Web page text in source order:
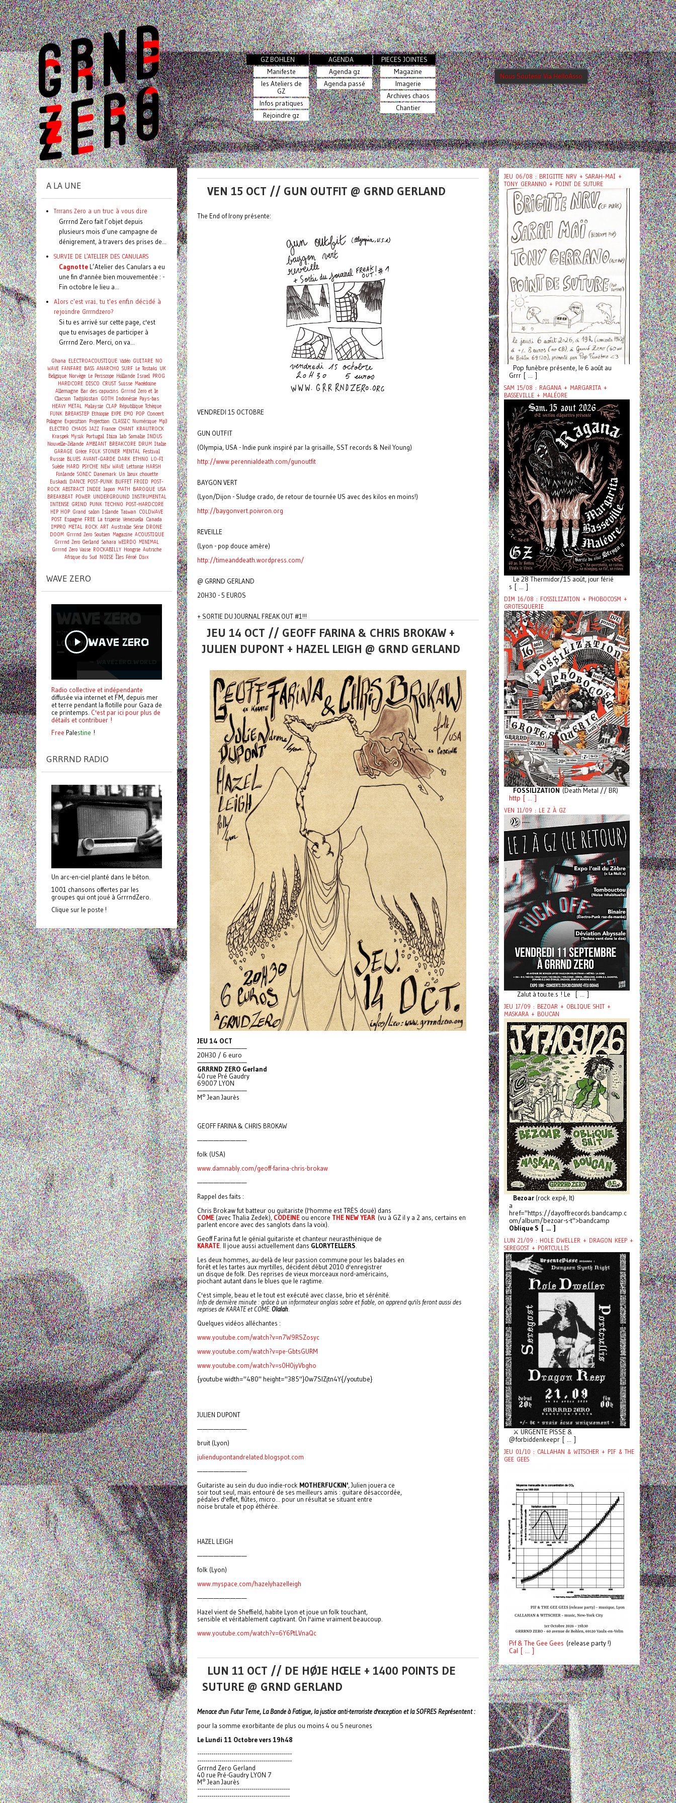
GZ BOHLEN
Manifeste
les Ateliers de
GZ
Infos pratiques
Rejoindre gz
AGENDA
Agenda gz
Agenda passé
PIECES JOINTES
Magazine
Imagerie
Archives chaos
Chantier
Nous Soutenir Via HelloAsso
VEN 15 OCT // GUN OUTFIT @ GRND GERLAND
The End of Irony présente:
VENDREDI 15 OCTOBRE
GUN OUTFIT
(Olympia, USA - Indie punk inspiré par la grisaille, SST records & Neil Young)
http://www.perennialdeath.com/gunoutfit
BAYGON VERT
(Lyon/Dijon - Sludge crado, de retour de tournée US avec des kilos en moins!)
http://baygonvert.poivron.org
REVEILLE
(Lyon - pop douce amère)
http://timeanddeath.wordpress.com/
@ GRRND GERLAND
20H30 - 5 EUROS
+ SORTIE DU JOURNAL FREAK OUT #1!!!
JEU 14 OCT // GEOFF FARINA & CHRIS BROKAW +
JULIEN DUPONT + HAZEL LEIGH @ GRND GERLAND
JEU 14 OCT
—————————
20H30 / 6 euro
—————————
GRRRND ZERO Gerland
40 rue Pré Gaudry
69007 LYON
—————————
M° Jean Jaurès
GEOFF FARINA & CHRIS BROKAW
—————————
folk (USA)
www.damnably.com/geoff-farina-chris-brokaw
—————————
Rappel des faits :
Chris Brokaw fut batteur ou guitariste (l'homme est TRÈS doué) dans
COME (avec Thalia Zedek), CODEINE ou encore THE NEW YEAR (vu à GZ il y a 2 ans, certains en
parlent encore avec des sanglots dans la voix).
Geoff Farina fut le génial guitariste et chanteur neurasthénique de
KARATE . Il joue aussi actuellement dans GLORYTELLERS
Les deux hommes, au-delà de leur passion commune pour les balades en
forêt et les tartes aux myrtilles, décident début 2010 d'enregistrer
un disque de folk. Des reprises de vieux morceaux nord-américains,
piochant autant dans le blues que le ragtime.
C'est simple, beau et le tout est exécuté avec classe, brio et sérénité.
Info de dernière minute : grâce à un informateur anglais sobre et fiable, on apprend qu'ils feront aussi des
reprises de KARATE et COME. Olalah
Quelques vidéos alléchantes :
www.youtube.com/watch?v=n7W9RSZosyc
www.youtube.com/watch?v=pe-GbtsGURM
www.youtube.com/watch?v=s0H0jyVbgho
{youtube width="480" height="385"}0w7SlZjtn4Y{/youtube}
JULIEN DUPONT
—————————
bruit (Lyon)
juliendupontandrelated.blogspot.com
—————————
Guitariste au sein du duo indie-rock MOTHERFUCKIN', Julien jouera ce
soir tout seul, mais entouré de ses meilleurs amis : guitare désaccordée,
pédales d'effet, flûtes, micro... pour un résultat se situant entre
noise brutale et pop éthérée.
HAZEL LEIGH
—————————
folk (Lyon)
www.myspace.com/hazelyhazelleigh
—————————
Hazel vient de Sheffield, habite Lyon et joue un folk touchant,
sensible et véritablement captivant. On l'aime vraiment beaucoup.
www.youtube.com/watch?v=6Y6PtLVnaQc
LUN 11 OCT // DE HØJE HŒLE + 1400 POINTS DE
SUTURE @ GRND GERLAND
Menace d'un Futur Terne, La Bande à Fatigue, la justice anti-terroriste d'exception et la SOFRES Représentent :
pour la somme exorbitante de plus ou moins 4 ou 5 neurones
Le Lundi 11 Octobre vers 19h48
-----------------------------------------------
-----------------------------------------------
Grrrnd Zero Gerland
40 rue Pré-Gaudry LYON 7
M° Jean Jaurès
----------------------------------------------
----------------------------------------------
A LA UNE
Trrrans Zero a un truc à vous dire
Grrrnd Zero fait l’objet depuis
plusieurs mois d’une campagne de
dénigrement, à travers des prises de...
SURVIE DE L'ATELIER DES CANULARS
Cagnotte L’Atelier des Canulars a eu
une fin d'année bien mouvementée : -
Fin octobre le lieu a...
Alors c'est vrai, tu t'es enfin décidé à
rejoindre Grrrndzero?
Si tu es arrivé sur cette page, c'est
que tu envisages de participer à
Grrrnd Zero. Merci, on va...
Ghana ELECTROACOUSTIQUE Vidéo GUITARE NO
WAVE FANFARE BASS ANARCHO SURF Le Tostaki UK
Belgique Norvège Le Periscope Hollande Israel PROG
HARDCORE DISCO CRUST Suisse Macédoine
Allemagne Bar des capucins Grrrnd Zero et le
Clacson Tadjikistan GOTH Indonésie Pays-bas
HEAVY METAL Malaysie CLAP République Tchèque
FUNK BREAKSTEP Ethiopie EXPE EMO POP Concert
Pologne Exposition Projection CLASSIC Numérique Mp3
ELECTRO CHAOS JAZZ France CHANT KRAUTROCK
Kraspek Mysik Portugal Ibiza lab Somalie INDUS
Nouvelle-Zélande AMBIANT BREAKCORE DRUM Italie
GARAGE Grèce FOLK STONER MENTAL Festival
Russie BLUES AVANT-GARDE DARK ETHNO LO-FI
Suède HARD PSYCHE NEW WAVE Lettonie HARSH
Finlande SONIC Danemark Un lieux chouette
Euskadi DANCE POST-PUNK BUFFET FROID POST-
ROCK ABSTRACT INDIE Japon MATH BAROQUE USA
BREAKBEAT POWER UNDERGROUND INSTRUMENTAL
INTENSE GRIND PUNK TECHNO POST-HARDCORE
HIP HOP Grand salon Islande Taiwan COLDWAVE
POST Espagne FREE La triperie Venezuela Canada
IMPRO METAL ROCK ART Australie Série DRONE
DOOM Grrrnd Zero Soutien Magazine ACOUSTIQUE
Grrrnd Zero Gerland Sahara WEIRDO MINIMAL
Grrrnd Zero Vaise ROCKABILLY Hongrie Autriche
Afrique du Sud NOISE Îles Féroé Divx
WAVE ZERO
Radio collective et indépendante
diffusée via internet et FM, depuis mer
et terre pendant la flotille pour Gaza de
ce printemps. C'est par ici pour plus de
détails et contribuer !
Free Palestine !
GRRRND RADIO
Un arc-en-ciel planté dans le béton.
1001 chansons offertes par les
groupes qui ont joué à GrrrndZero.
Clique sur le poste !
JEU 06/08 : BRIGITTE NRV + SARAH-MAÏ +
TONY GERANNO + POINT DE SUTURE
Pop funèbre présente, le 6 août au
Grrr [ ... ]
SAM 15/08 : RAGANA + MARGARITA +
BASSEVILLE + MALÉORE
Le 28 Thermidor/15 août, jour férié
s [ ... ]
DIM 16/08 : FOSSILIZATION + PHOBOCOSM +
GROTESQUERIE
FOSSILIZATION (Death Metal // BR)
http [ ... ]
VEN 11/09 : LE Z À GZ
Zalut à tou.te.s ! Le [ ... ]
JEU 17/09 : BEZOAR + OBLIQUE SHIT +
MASKARA + BOUCAN
Bezoar (rock expé, It)
a
href="https://dayoffrecords.bandcamp.c
om/album/bezoar-s-t">bandcamp
Oblique S [ ... ]
LUN 21/09 : HOLE DWELLER + DRAGON KEEP +
SEREGOST + PORTCULLIS
⚔️ URGENTE PISSE &
@forbiddenkeepr [ ... ]
JEU 01/10 : CALLAHAN & WITSCHER + PIF & THE
GEE GEES
Pif& The Gee Gees (release party !)
Cal [ ... ]